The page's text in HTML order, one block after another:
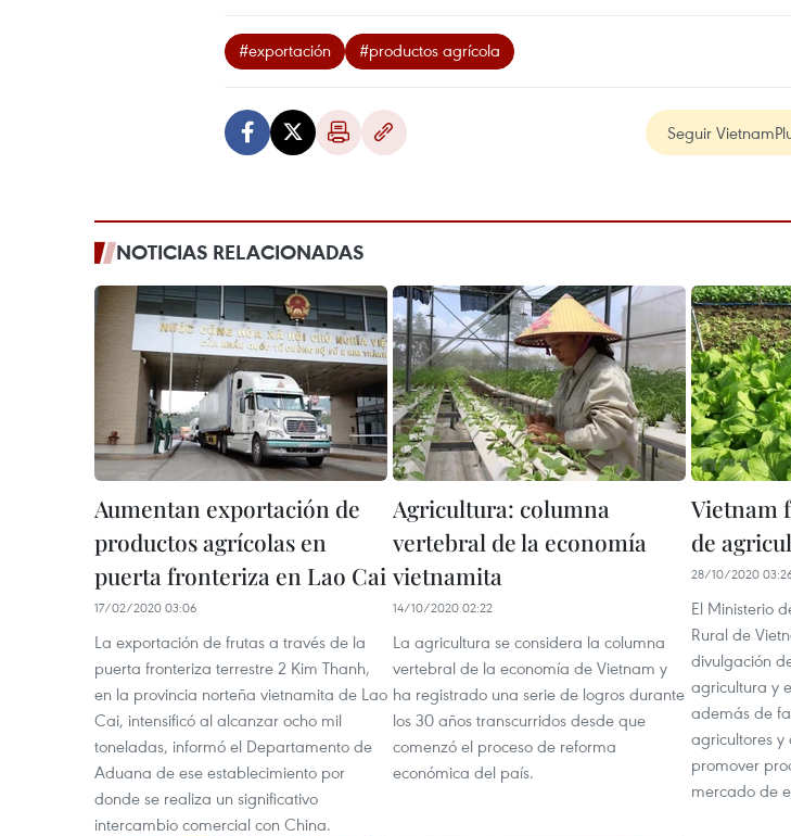
#exportación #productos agrícola
Seguir
NOTICIAS RELACIONADAS
Aumentan exportación de
productos agrícolas en
puerta fronteriza en Lao Cai
17/02/2020 03:06
La exportación de frutas a través de la
puerta fronteriza terrestre 2 Kim Thanh,
en la provincia norteña vietnamita de Lao
Cai, intensificó al alcanzar ocho mil
toneladas, informó el Departamento de
Aduana de ese establecimiento por
donde se realiza un significativo
intercambio comercial con China.
Agricultura: columna
vertebral de la economía
vietnamita
14/10/2020 02:22
La agricultura se considera la columna
vertebral de la economía de Vietnam y
ha registrado una serie de logros durante
los 30 años transcurridos desde que
comenzó el proceso de reforma
económica del país.
Vietnam
de
28/10/2020
El Ministerio
Rural de
divulgación
agricultura y
además de
agricultores
promover
mercado de